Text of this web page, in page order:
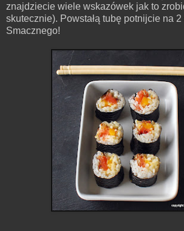
znajdziecie wiele wskazówek jak to
skutecznie). Powstałą tubę potnijcie na 2
Smacznego!